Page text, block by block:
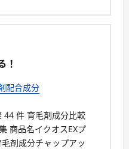
！
配合成分
44 件 育毛剤成分比較
商品名イクオスEXプ
剤成分チャップアッ